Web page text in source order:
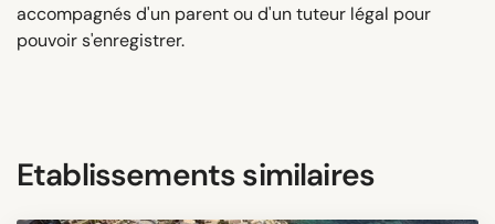
accompagnés d'un parent ou d'un tuteur légal pour
pouvoir s'enregistrer.
Etablissements similaires